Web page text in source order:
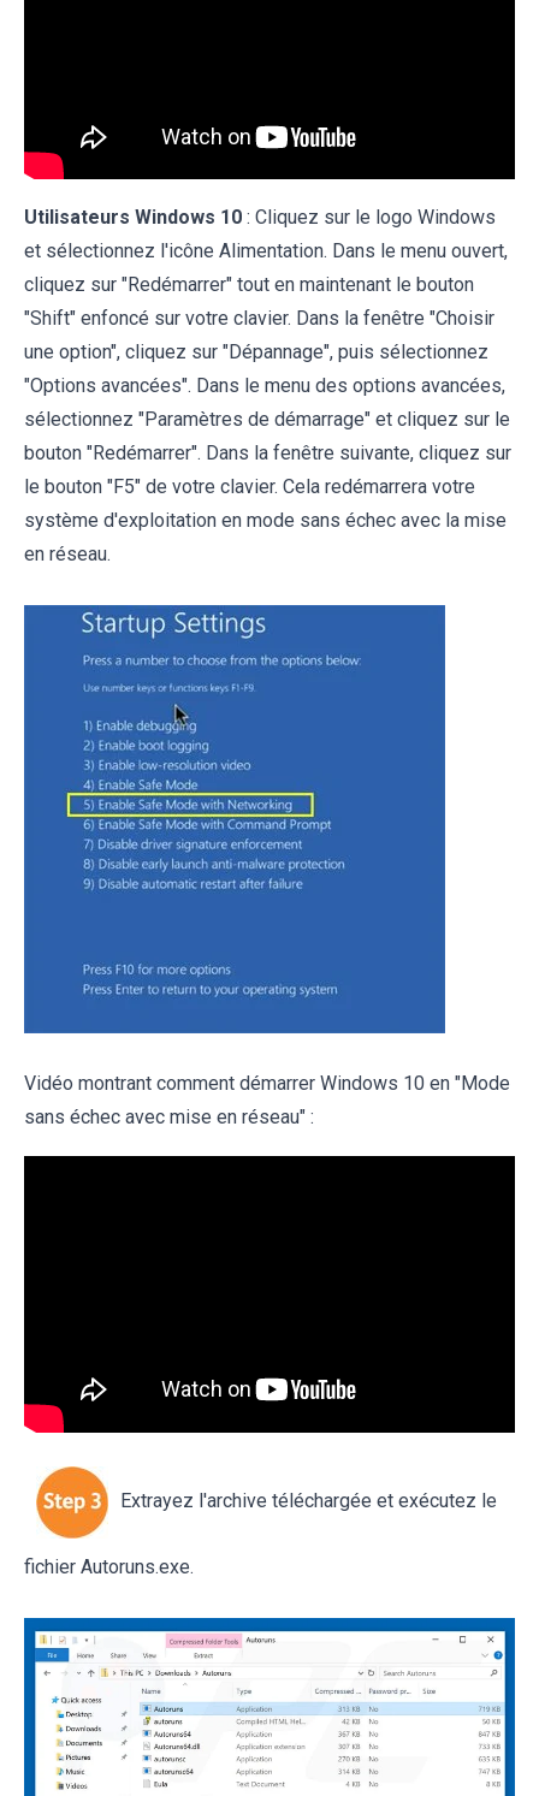
Utilisateurs Windows 10 : Cliquez sur le logo Windows
et sélectionnez l'icône Alimentation. Dans le menu ouvert,
cliquez sur "Redémarrer" tout en maintenant le bouton
"Shift" enfoncé sur votre clavier. Dans la fenêtre "Choisir
une option", cliquez sur "Dépannage", puis sélectionnez
"Options avancées". Dans le menu des options avancées,
sélectionnez "Paramètres de démarrage" et cliquez sur le
bouton "Redémarrer". Dans la fenêtre suivante, cliquez sur
le bouton "F5" de votre clavier. Cela redémarrera votre
système d'exploitation en mode sans échec avec la mise
en réseau.
Vidéo montrant comment démarrer Windows 10 en "Mode
sans échec avec mise en réseau" :
Extrayez l'archive téléchargée et exécutez le
fichier Autoruns.exe.